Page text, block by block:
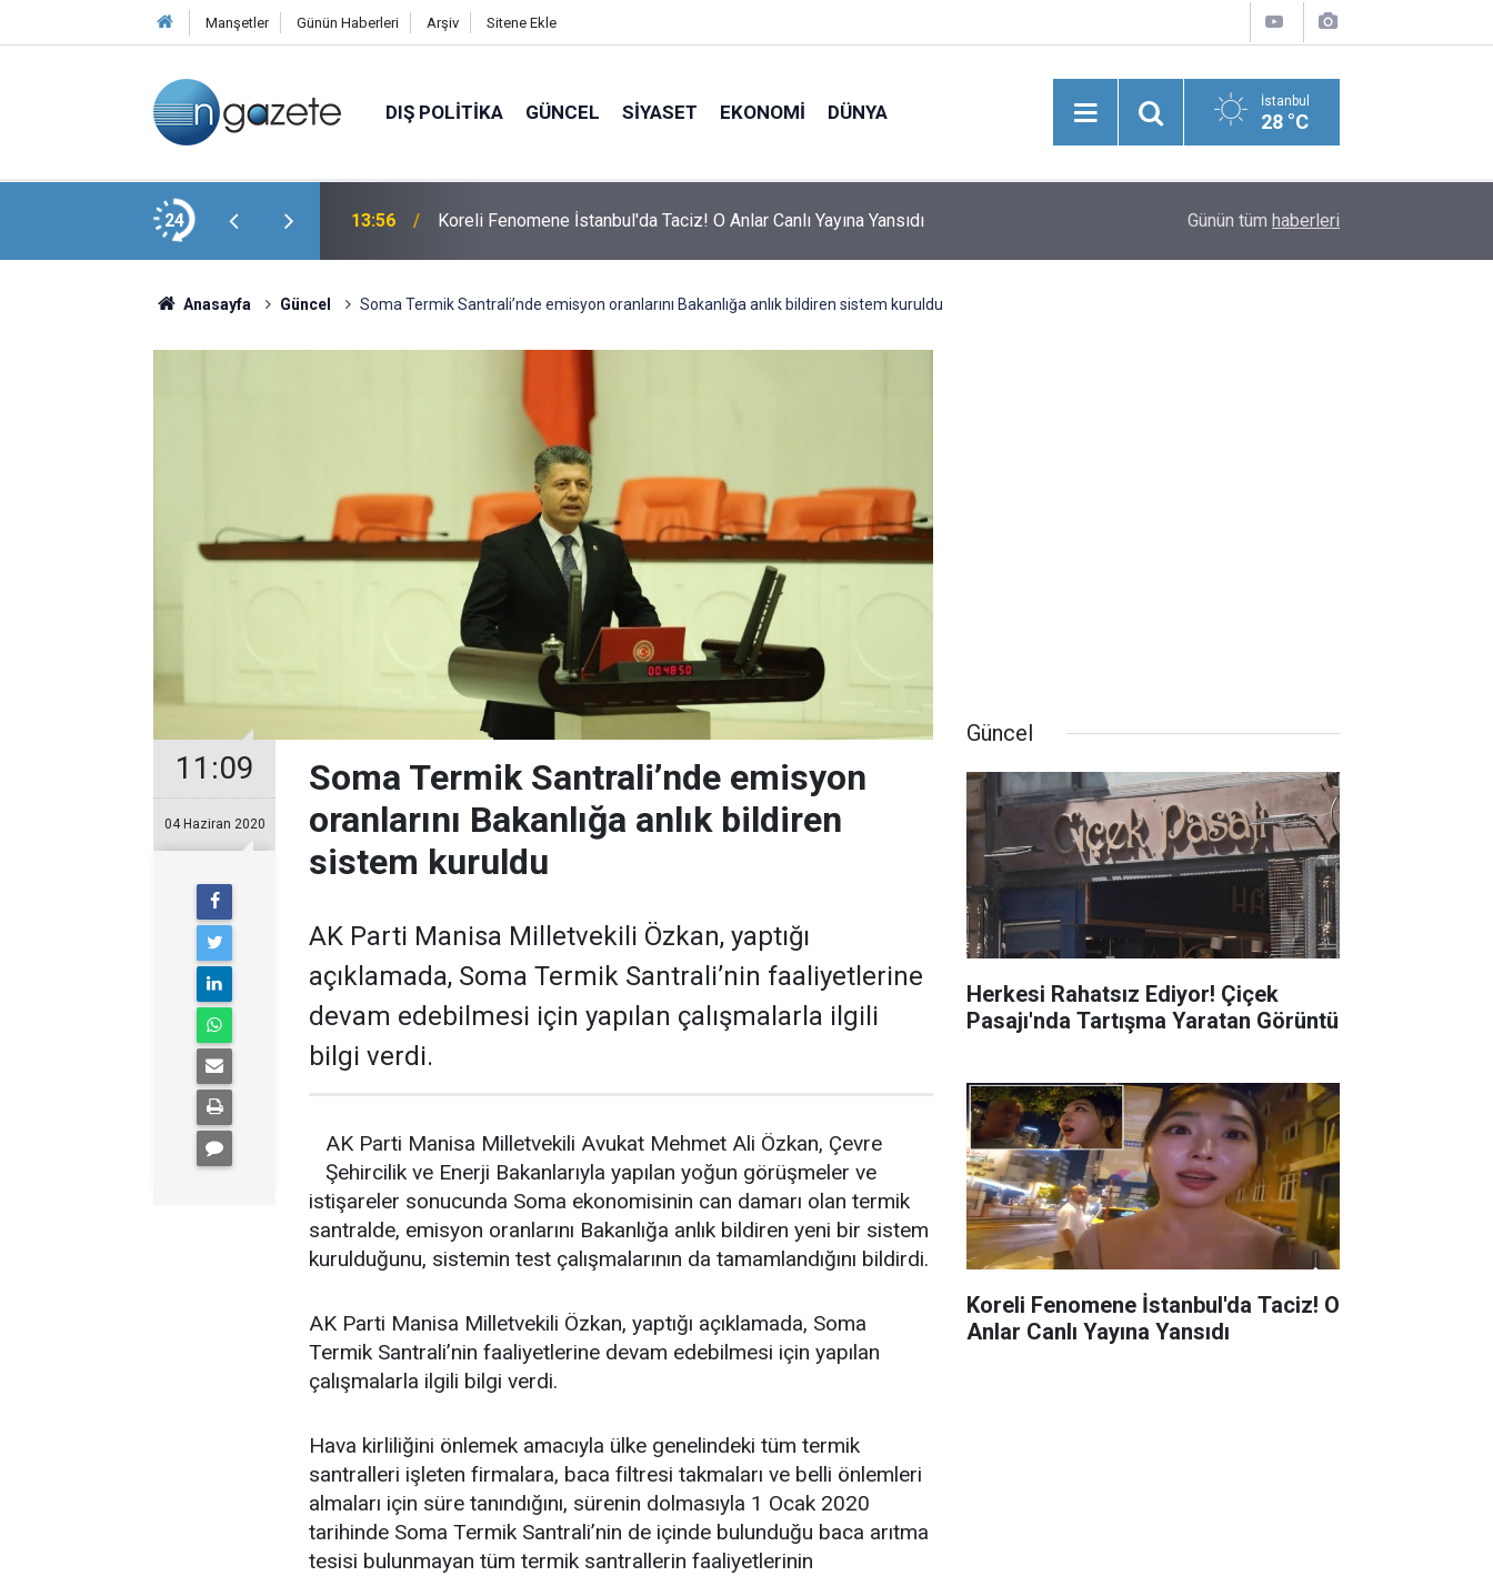
Manşetler Günün Haberleri Arşiv Sitene Ekle
DIŞ POLITIKA GÜNCEL SIYASET EKONOMI DÜNYA İstanbul
28 °C
24
Tartışma Yaratan Görüntü 13:56 Koreli Fenomene İstanbul'da Taciz! O Anlar Canlı Yayına Yansıdı Adana'da Korkunç İddia: Kadın Şiddet Ve Fuhuş
Günün tüm haberleri
Anasayfa Güncel Soma Termik Santrali’nde emisyon oranlarını Bakanlığa anlık bildiren sistem kuruldu
11:09
04 Haziran 2020
Soma Termik Santrali’nde emisyon
oranlarını Bakanlığa anlık bildiren
sistem kuruldu
AK Parti Manisa Milletvekili Özkan, yaptığı
açıklamada, Soma Termik Santrali’nin faaliyetlerine
devam edebilmesi için yapılan çalışmalarla ilgili
bilgi verdi.
AK Parti Manisa Milletvekili Avukat Mehmet Ali Özkan, Çevre
Şehircilik ve Enerji Bakanlarıyla yapılan yoğun görüşmeler ve
istişareler sonucunda Soma ekonomisinin can damarı olan termik
santralde, emisyon oranlarını Bakanlığa anlık bildiren yeni bir sistem
kurulduğunu, sistemin test çalışmalarının da tamamlandığını bildirdi.
AK Parti Manisa Milletvekili Özkan, yaptığı açıklamada, Soma
Termik Santrali’nin faaliyetlerine devam edebilmesi için yapılan
çalışmalarla ilgili bilgi verdi.
Hava kirliliğini önlemek amacıyla ülke genelindeki tüm termik
santralleri işleten firmalara, baca filtresi takmaları ve belli önlemleri
almaları için süre tanındığını, sürenin dolmasıyla 1 Ocak 2020
tarihinde Soma Termik Santrali’nin de içinde bulunduğu baca arıtma
tesisi bulunmayan tüm termik santrallerin faaliyetlerinin
Güncel
Herkesi Rahatsız Ediyor! Çiçek
Pasajı'nda Tartışma Yaratan Görüntü
Koreli Fenomene İstanbul'da Taciz! O
Anlar Canlı Yayına Yansıdı